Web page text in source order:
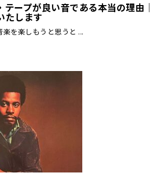
テープが良い音である本当の理由｜
たします
を楽しもうと思うと ...